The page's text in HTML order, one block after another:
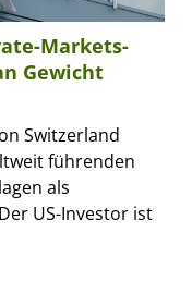
Markets-
Gewicht
Switzerland
führenden
als
US-Investor ist